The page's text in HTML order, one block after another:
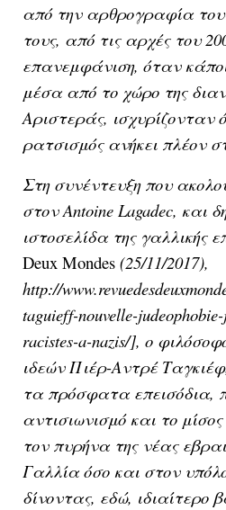
από την αρθρογραφία
τους, από τις αρχές του
επανεμφάνιση, όταν
μέσα από το χώρο της
Αριστεράς, ισχυρίζονταν
ρατσισμός ανήκει πλέον
Στη συνέντευξη που
στον Antoine Lagadec, και
ιστοσελίδα της γαλλικής
Deux Mondes (25/11/2017),
http://
taguieff-nouvelle-
racistes-a-nazis/], ο
ιδεών Πιέρ-Αντρέ
τα πρόσφατα επεισόδια,
αντισιωνισμό και το
τον πυρήνα της νέας
Γαλλία όσο και στον
δίνοντας, εδώ, ιδιαίτερο